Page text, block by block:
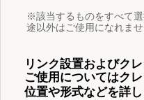
※該当するものをすべて
途以外はご使用になれませ
リンク設置およびク
ご使用についてはク
位置や形式などを詳